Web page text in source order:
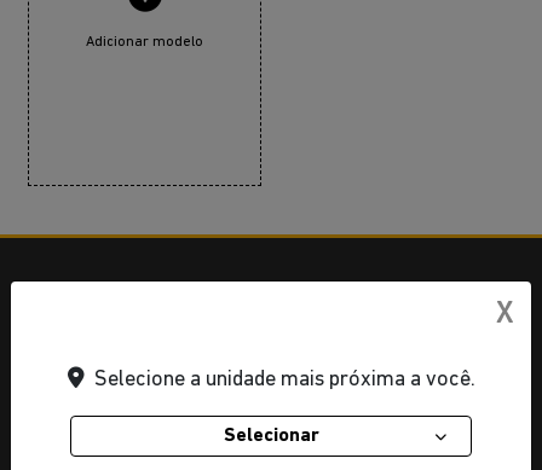
Adicionar modelo
OFERTAS
X
Selecione a unidade mais próxima a você.
Selecionar